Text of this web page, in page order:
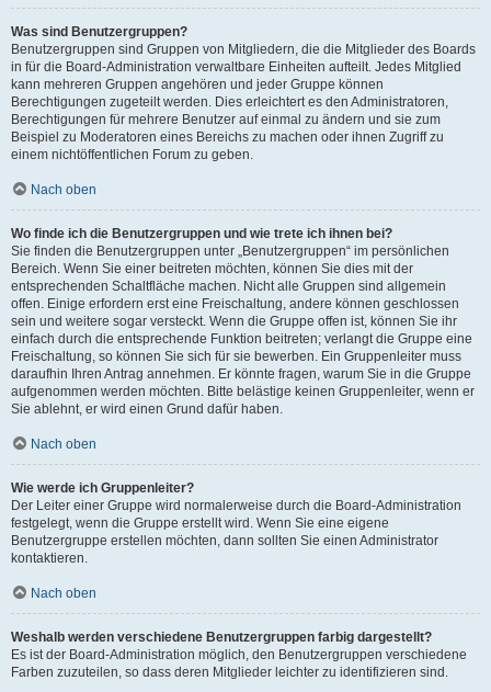
Was sind Benutzergruppen?
Benutzergruppen sind Gruppen von Mitgliedern, die die Mitglieder des Boards
in für die Board-Administration verwaltbare Einheiten aufteilt. Jedes Mitglied
kann mehreren Gruppen angehören und jeder Gruppe können
Berechtigungen zugeteilt werden. Dies erleichtert es den Administratoren,
Berechtigungen für mehrere Benutzer auf einmal zu ändern und sie zum
Beispiel zu Moderatoren eines Bereichs zu machen oder ihnen Zugriff zu
einem nichtöffentlichen Forum zu geben.
Nach oben
Wo finde ich die Benutzergruppen und wie trete ich ihnen bei?
Sie finden die Benutzergruppen unter „Benutzergruppen“ im persönlichen
Bereich. Wenn Sie einer beitreten möchten, können Sie dies mit der
entsprechenden Schaltfläche machen. Nicht alle Gruppen sind allgemein
offen. Einige erfordern erst eine Freischaltung, andere können geschlossen
sein und weitere sogar versteckt. Wenn die Gruppe offen ist, können Sie ihr
einfach durch die entsprechende Funktion beitreten; verlangt die Gruppe eine
Freischaltung, so können Sie sich für sie bewerben. Ein Gruppenleiter muss
daraufhin Ihren Antrag annehmen. Er könnte fragen, warum Sie in die Gruppe
aufgenommen werden möchten. Bitte belästige keinen Gruppenleiter, wenn er
Sie ablehnt, er wird einen Grund dafür haben.
Nach oben
Wie werde ich Gruppenleiter?
Der Leiter einer Gruppe wird normalerweise durch die Board-Administration
festgelegt, wenn die Gruppe erstellt wird. Wenn Sie eine eigene
Benutzergruppe erstellen möchten, dann sollten Sie einen Administrator
kontaktieren.
Nach oben
Weshalb werden verschiedene Benutzergruppen farbig dargestellt?
Es ist der Board-Administration möglich, den Benutzergruppen verschiedene
Farben zuzuteilen, so dass deren Mitglieder leichter zu identifizieren sind.